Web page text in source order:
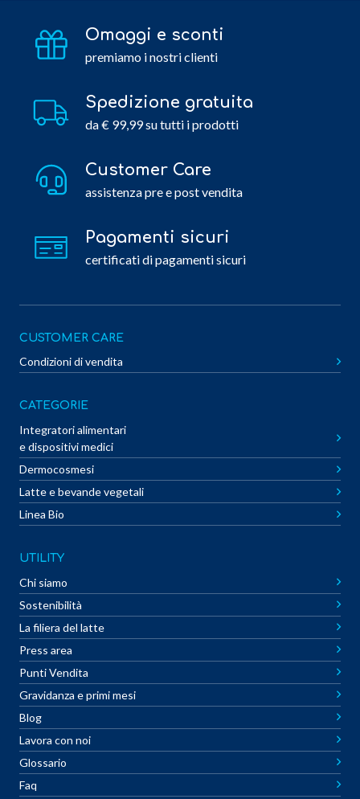
Omaggi e sconti
premiamo i nostri clienti
Spedizione gratuita
da € 99,99 su tutti i prodotti
Customer Care
assistenza pre e post vendita
Pagamenti sicuri
certificati di pagamenti sicuri
CUSTOMER CARE
Condizioni di vendita
CATEGORIE
Integratori alimentari
e dispositivi medici
Dermocosmesi
Latte e bevande vegetali
Linea Bio
UTILITY
Chi siamo
Sostenibilità
La filiera del latte
Press area
Punti Vendita
Gravidanza e primi mesi
Blog
Lavora con noi
Glossario
Faq